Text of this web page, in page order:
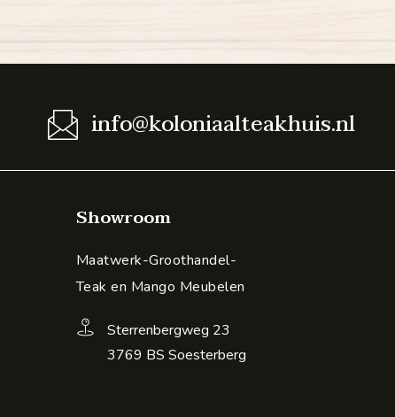
info@koloniaalteakhuis.nl
Showroom
Maatwerk-Groothandel-
Teak en Mango Meubelen
Sterrenbergweg 23
3769 BS Soesterberg